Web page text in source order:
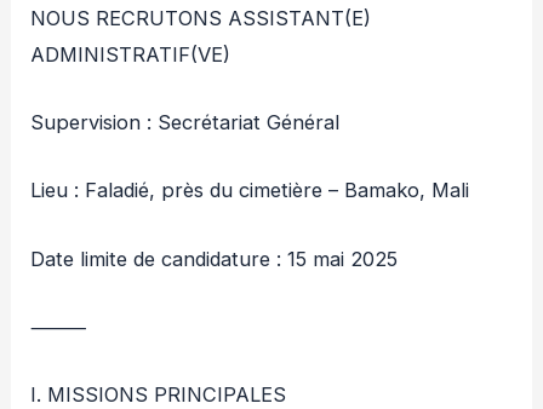
NOUS RECRUTONS ASSISTANT(E)
ADMINISTRATIF(VE)
Supervision : Secrétariat Général
Lieu : Faladié, près du cimetière – Bamako, Mali
Date limite de candidature : 15 mai 2025
⸻
I. MISSIONS PRINCIPALES